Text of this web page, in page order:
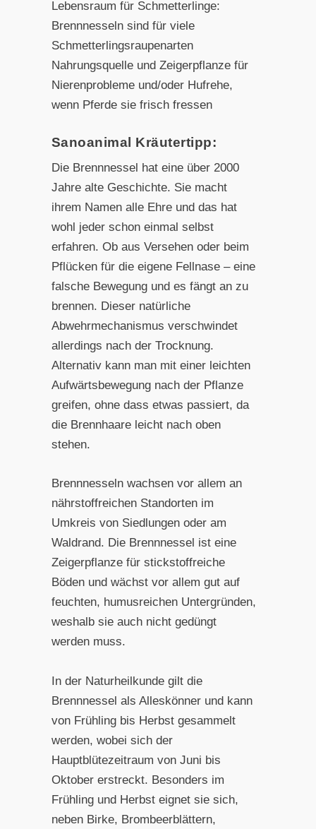
Lebensraum für Schmetterlinge:
Brennnesseln sind für viele
Schmetterlingsraupenarten
Nahrungsquelle und Zeigerpflanze für
Nierenprobleme und/oder Hufrehe,
wenn Pferde sie frisch fressen
Sanoanimal Kräutertipp:
Die Brennnessel hat eine über 2000
Jahre alte Geschichte. Sie macht
ihrem Namen alle Ehre und das hat
wohl jeder schon einmal selbst
erfahren. Ob aus Versehen oder beim
Pflücken für die eigene Fellnase – eine
falsche Bewegung und es fängt an zu
brennen. Dieser natürliche
Abwehrmechanismus verschwindet
allerdings nach der Trocknung.
Alternativ kann man mit einer leichten
Aufwärtsbewegung nach der Pflanze
greifen, ohne dass etwas passiert, da
die Brennhaare leicht nach oben
stehen.
Brennnesseln wachsen vor allem an
nährstoffreichen Standorten im
Umkreis von Siedlungen oder am
Waldrand. Die Brennnessel ist eine
Zeigerpflanze für stickstoffreiche
Böden und wächst vor allem gut auf
feuchten, humusreichen Untergründen,
weshalb sie auch nicht gedüngt
werden muss.
In der Naturheilkunde gilt die
Brennnessel als Alleskönner und kann
von Frühling bis Herbst gesammelt
werden, wobei sich der
Hauptblütezeitraum von Juni bis
Oktober erstreckt. Besonders im
Frühling und Herbst eignet sie sich,
neben Birke, Brombeerblättern,